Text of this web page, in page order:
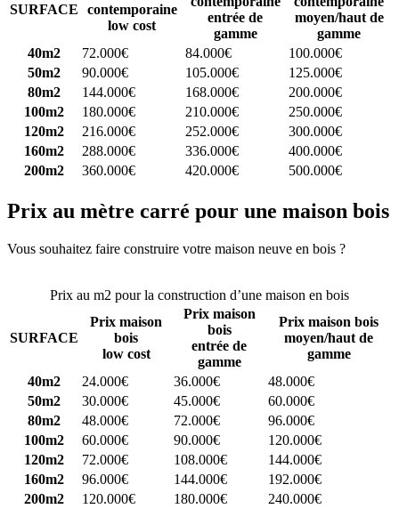
SURFACE
contemporaine
low cost
entrée de
gamme
moyen/haut de
gamme
40m2
72.000€ 84.000€
100.000€
50m2
90.000€ 105.000€
125.000€
80m2
144.000€ 168.000€
200.000€
100m2
180.000€ 210.000€
250.000€
120m2
216.000€ 252.000€
300.000€
160m2
288.000€ 336.000€
400.000€
200m2
360.000€ 420.000€ 500.000€
Prix au mètre carré pour une maison bois
Vous souhaitez faire construire votre maison neuve en bois ?
Prix au m2 pour la construction d’une maison en bois
SURFACE
Prix maison
bois
low cost
Prix maison
bois
entrée de
gamme
Prix maison bois
moyen/haut de
gamme
40m2
24.000€ 36.000€
48.000€
50m2
30.000€ 45.000€
60.000€
80m2
48.000€ 72.000€
96.000€
100m2
60.000€ 90.000€
120.000€
120m2
72.000€ 108.000€
144.000€
160m2
96.000€ 144.000€
192.000€
200m2
120.000€ 180.000€ 240.000€